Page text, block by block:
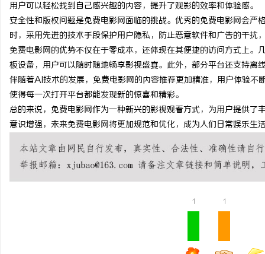
用户可以轻松找到自己感兴趣的内容，提升了观影的效率和体验感。
安全性和版权问题是免费电影网面临的挑战。优秀的免费电影网会
时，采用先进的技术手段保护用户隐私，防止恶意软件和广告的干扰
免费电影网的优势不仅在于零成本，还体现在其便捷的访问方式上
板设备，用户可以随时随地畅享影视盛宴。此外，部分平台还支持离
伴随着AI技术的发展，免费电影网的内容推荐更加精准，用户体验
使得每一次打开平台都能发现新的惊喜和精彩。
总的来说，免费电影网作为一种新兴的影视观看方式，为用户提供
意识增强，未来免费电影网将更加规范和优化，成为人们日常娱乐生
1 1
不买SEM广告、不发天
小企业怎么靠GEO让AI